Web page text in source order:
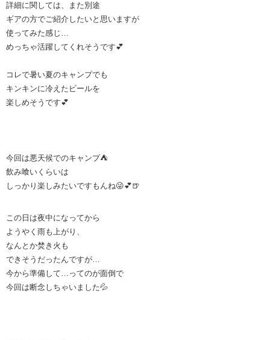
詳細に関しては、また別途
ギアの方でご紹介したいと思いますが
使ってみた感じ…
めっちゃ活躍してくれそうです💕
コレで暑い夏のキャンプでも
キンキンに冷えたビールを
楽しめそうです💕
今回は悪天候でのキャンプ⛺️
飲み喰いくらいは
しっかり楽しみたいですもんね😜💕🍺
この日は夜中になってから
ようやく雨も上がり、
なんとか焚き火も
できそうだったんですが…
今から準備して…ってのが面倒で
今回は断念しちゃいました💦